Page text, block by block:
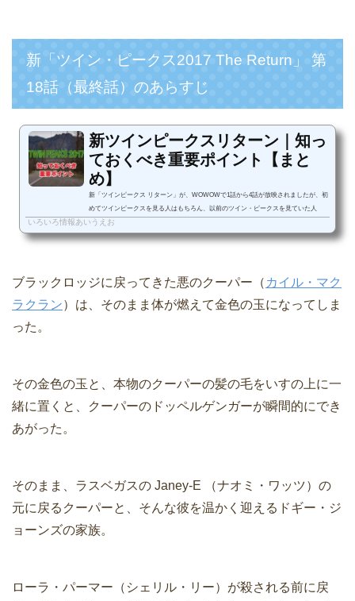
新「ツイン・ピークス2017 The Return」 第
18話（最終話）のあらすじ
新ツインピークスリターン｜知っ
ておくべき重要ポイント【まと
め】
新「ツインピークス リターン」が、WOWOWで1話から4話が放映されましたが、初
めてツインピークスを見る人はもちろん、以前のツイン・ピークスを見ていた人
も、一体何が起こっているのか、ついて行けない人の方が多かったのではないか、
いろいろ情報あいうえお
ブラックロッジに戻ってきた悪のクーパー（ カイル・マク
ラクラン）は、そのまま体が燃えて金色の玉になってしま
った。
その金色の玉と、本物のクーパーの髪の毛をいすの上に一
緒に置くと、クーパーのドッペルゲンガーが瞬間的にでき
あがった。
そのまま、ラスベガスの Janey-E （ナオミ・ワッツ）の
元に戻るクーパーと、そんな彼を温かく迎えるドギー・ジ
ョーンズの家族。
ローラ・パーマー（シェリル・リー）が殺される前に戻